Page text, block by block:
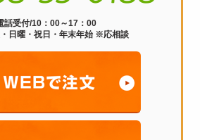
話受付/10：00～17：00
日曜・祝日・年末年始 ※応相談